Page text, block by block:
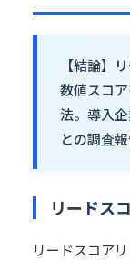
【結論】
数値スコ
法。導入
との調査報
リードス
リードスコア